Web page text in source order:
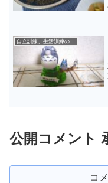
自立訓練、生活訓練の事業所
公開コメント
コ